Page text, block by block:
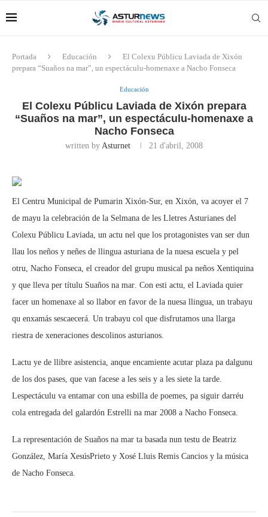
Portada Educación
El Colexu Públicu Laviada de Xixón
prepara “Suaños na mar”, un espectáculu-homenaxe a Nacho Fonseca
Educación
El Colexu Públicu Laviada de Xixón prepara
“Suaños na mar”, un espectáculu-homenaxe a
Nacho Fonseca
written by Asturnet 21 d'abril, 2008
El Centru Municipal de Pumarin Xixón-Sur, en Xixón, va acoyer el 7
de mayu la celebración de la Selmana de les Lletres Asturianes del
Colexu Públicu Laviada, un actu nel que los protagonistes van ser dun
llau los neños y neñes de llingua asturiana de la nuesa escuela y pel
otru, Nacho Fonseca, el creador del grupu musical pa neños Xentiquina
y que lleva per títulu Suaños na mar. Con esti actu, el Laviada quier
facer un homenaxe al so llabor en favor de la nuesa llingua, un trabayu
qu enxamás sescaecerá. Un trabayu col que disfrutamos una llarga
riestra de xeneraciones descolinos asturianos.
Lactu ye de llibre asistencia, anque encamiente acutar plaza pa dalgunu
de los dos pases, que van facese a les seis y a les siete la tarde.
Lespectáculu va entamar con una esbilla de poemes, pa siguir darréu
cola entregada del galardón Estrelli na mar 2008 a Nacho Fonseca.
La representación de Suaños na mar ta basada nun testu de Beatriz
González, María XesúsPrieto y Xosé Lluis Remis Cancios y la música
de Nacho Fonseca.